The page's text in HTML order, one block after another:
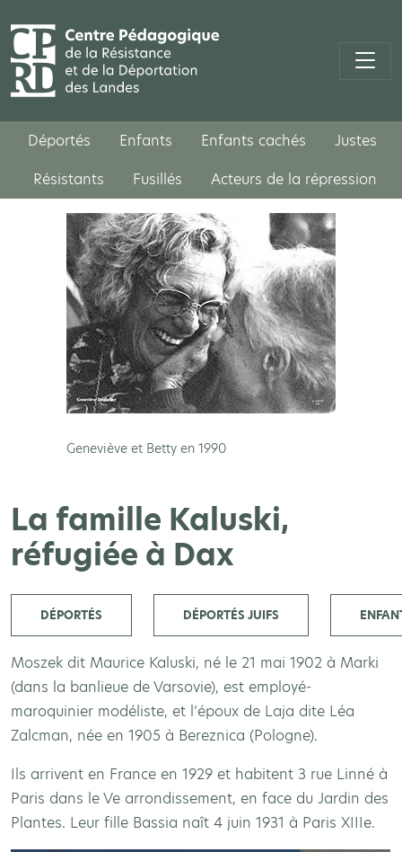
Déportés Enfants Enfants cachés
Justes
Résistants
Fusillés Acteurs de la répression
Geneviève et Betty en 1990
La famille Kaluski,
réfugiée à Dax
DÉPORTÉS DÉPORTÉS JUIFS
Moszek dit Maurice Kaluski, né le 21 mai 1902 à Marki
(dans la banlieue de Varsovie), est employé-
maroquinier modéliste, et l’époux de Laja dite Léa
Zalcman, née en 1905 à Bereznica (Pologne).
Ils arrivent en France en 1929 et habitent 3 rue Linné à
Paris dans le Ve arrondissement, en face du Jardin des
Plantes. Leur fille Bassia naît 4 juin 1931 à Paris XIIIe.